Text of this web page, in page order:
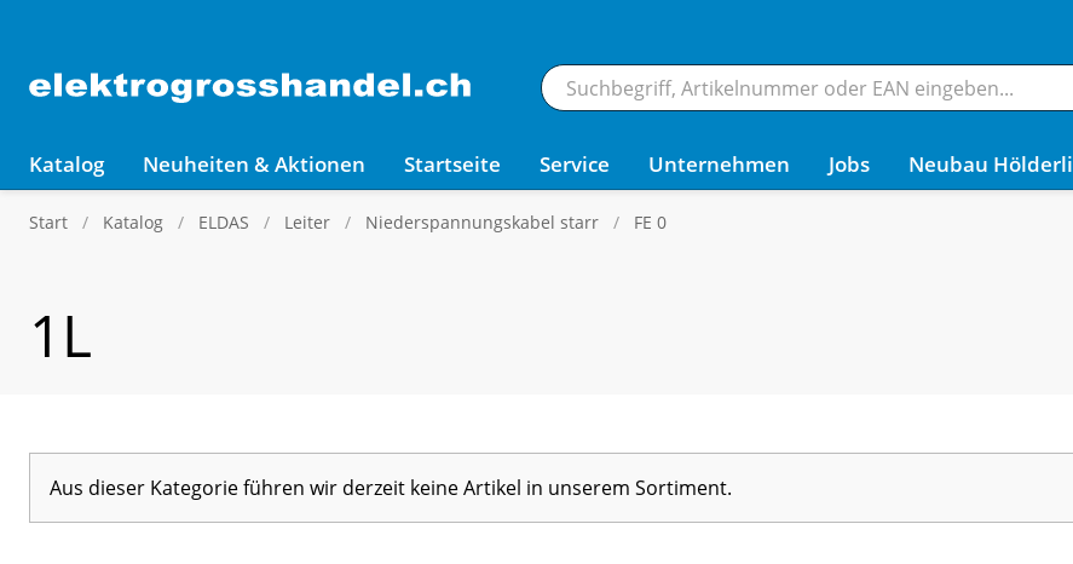
Katalog Neuheiten & Aktionen Startseite Service Unternehmen Jobs Neubau Hölderli
Start Katalog ELDAS Leiter Niederspannungskabel starr FE 0
1L
Aus dieser Kategorie führen wir derzeit keine Artikel in unserem Sortiment.